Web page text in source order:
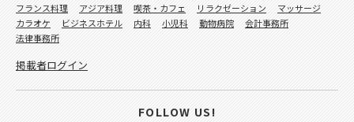
フランス料理
アジア料理 喫茶・カフェ リラクゼーション
マッサージ
カラオケ
ビジネスホテル 内科 小児科 動物病院
会計事務所
法律事務所
掲載者ログイン
FOLLOW US!